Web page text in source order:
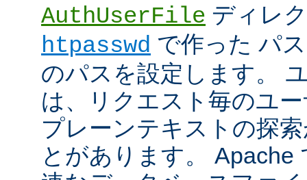
AuthUserFile ディレ
htpasswd で作った パ
のパスを設定します。
は、リクエスト毎のユ
プレーンテキストの探
とがあります。 Apache